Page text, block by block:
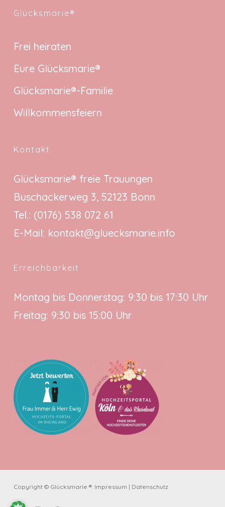
Glücksmarie®
Frei heiraten
Eure Glücksmarie®
Glücksmarie®-Familie
Willkommensfeiern
Kontakt
Glücksmarie® freie Trauungen
Buschackerweg 3, 52123 Bonn
Tel.: (0176) 538 072 61
E-Mail: kontakt@gluecksmarie.info
Erreichbarkeit
Montag bis Donnerstag: 9:30 bis 17:30 Uhr
Freitag: 9:30 bis 15:00 Uhr
Copyright © Glücksmarie ®. Impressum | Datenschutz